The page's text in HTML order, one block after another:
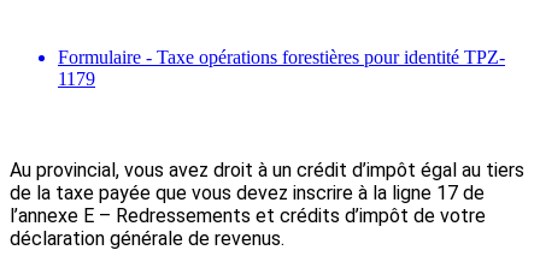
Formulaire - Taxe opérations forestières pour identité TPZ-
1179
Au provincial, vous avez droit à un crédit d’impôt égal au tiers
de la taxe payée que vous devez inscrire à la ligne 17 de
l’annexe E – Redressements et crédits d’impôt de votre
déclaration générale de revenus.